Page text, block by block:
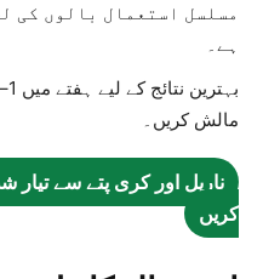
مسلسل استعمال بالوں کی
ہے۔
مالش کریں۔
ناریل اور کری پتے سے تیار
کریں